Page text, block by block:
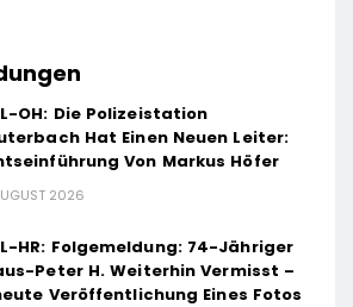
OH: Die Polizeistation
Hat Einen Neuen Leiter:
Von Markus Höfer
2026
HR: Folgemeldung: 74-Jähriger
Peter H. Weiterhin Vermisst –
Veröffentlichung Eines Fotos